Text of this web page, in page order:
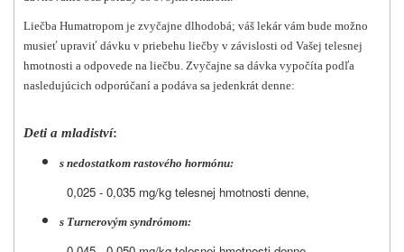
Liečba Humatropom je zvyčajne dlhodobá; váš lekár vám bude možno
musieť upraviť dávku v priebehu liečby v závislosti od Vašej telesnej
hmotnosti a odpovede na liečbu. Zvyčajne sa dávka vypočíta podľa
nasledujúcich odporúčaní a podáva sa jedenkrát denne:
Deti a mladiství:
s nedostatkom rastového hormónu:
0,025 - 0,035 mg/kg telesnej hmotnosti denne,
s Turnerovým syndrómom: